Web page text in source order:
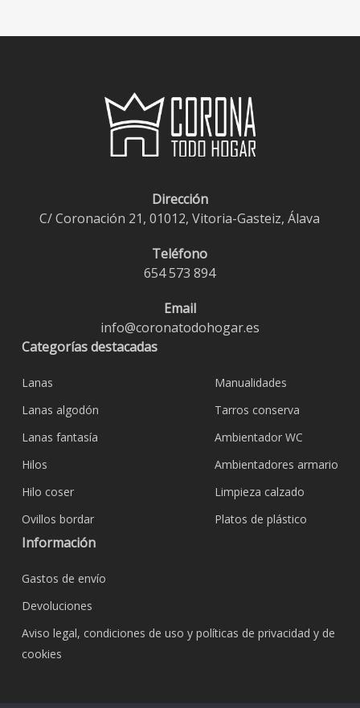
Dirección
C/ Coronación 21, 01012, Vitoria-Gasteiz, Álava
Teléfono
654 573 894
Email
info@coronatodohogar.es
Categorías destacadas
Lanas
Lanas algodón
Lanas fantasía
Hilos
Hilo coser
Ovillos bordar
Manualidades
Tarros conserva
Ambientador WC
Ambientadores armario
Limpieza calzado
Platos de plástico
Información
Gastos de envío
Devoluciones
Aviso legal, condiciones de uso y políticas de privacidad y de
cookies